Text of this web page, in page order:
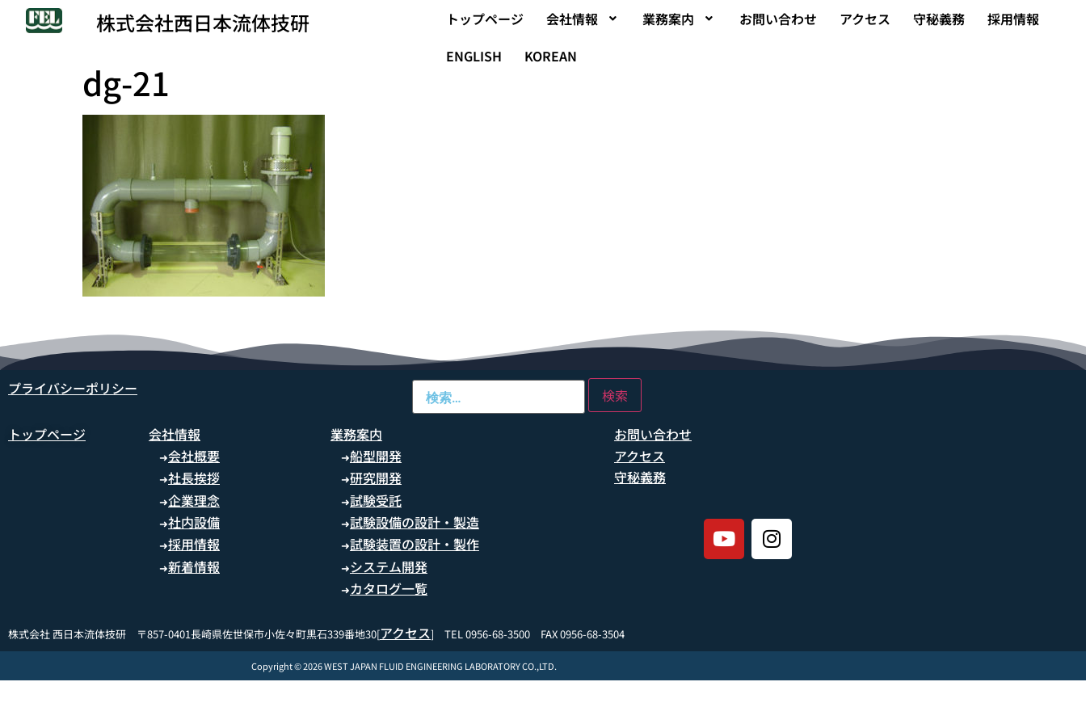
トップページ 会社情報 業務案内 お問い合わせ アクセス 守秘義務
採用情報
ENGLISH
KOREAN
株式会社西日本流体技研
dg-21
プライバシーポリシー
トップページ 会社情報
➜会社概要
➜社長挨拶
➜企業理念
➜社内設備
➜採用情報
➜新着情報
業務案内
➜船型開発
➜研究開発
➜試験受託
➜試験設備の設計・製造
➜試験装置の設計・製作
➜システム開発
➜カタログ一覧
お問い合わせ
アクセス
守秘義務
株式会社 西日本流体技研 〒857-0401長崎県佐世保市小佐々町黒石339番地30[アクセス] TEL 0956-68-3500 FAX 0956-68-3504
Copyright © 2026 WEST JAPAN FLUID ENGINEERING LABORATORY CO.,LTD.